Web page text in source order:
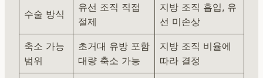
수술 방식
유선 조직 직접
절제
지방 조직 흡입, 유
선 미손상
축소 가능
범위
초거대 유방 포함
대량 축소 가능
지방 조직 비율에
따라 결정